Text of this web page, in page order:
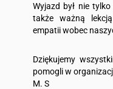
Wyjazd był nie
także ważną
empatii wobec
Dziękujemy
pomogli w
M. S